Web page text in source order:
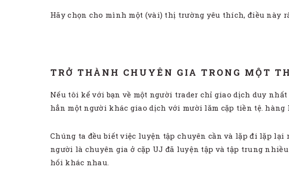
Hãy chọn cho mình một (vài) thị trường yêu thích, điều này
TRỞ THÀNH CHUYÊN GIA TRONG MỘT
Nếu tôi kể với bạn về một người trader chỉ giao dịch duy nhất
hẳn một người khác giao dịch với mười lăm cặp tiền tệ.
Chúng ta đều biết việc luyện tập chuyên cần và lặp đi lặp
người là chuyên gia ở cặp UJ đã luyện tập và tập trung
hối khác nhau.